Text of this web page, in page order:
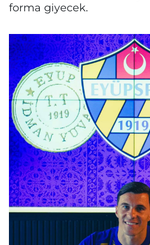
forma giyecek.